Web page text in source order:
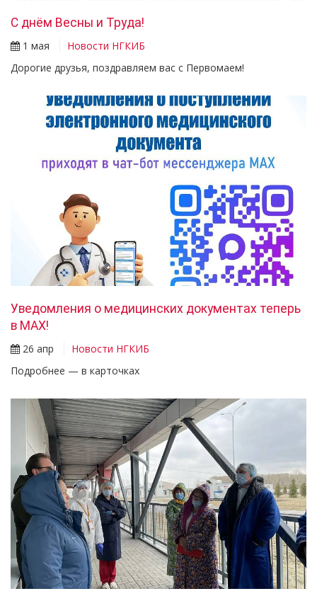
С днём Весны и Труда!
1 мая
Новости НГКИБ
Дорогие друзья, поздравляем вас с Первомаем!
Уведомления о медицинских документах теперь
в МАХ!
26 апр
Новости НГКИБ
Подробнее — в карточках